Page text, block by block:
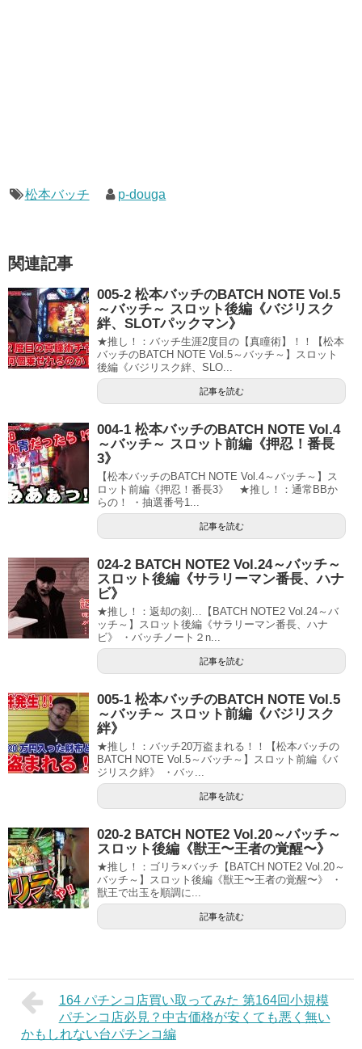
松本バッチ p-douga
関連記事
005-2 松本バッチのBATCH NOTE Vol.5
～バッチ～ スロット後編《バジリスク
絆、SLOTパックマン》
★推し！：バッチ生涯2度目の【真瞳術】！！【松本
バッチのBATCH NOTE Vol.5～バッチ～】スロット
後編《バジリスク絆、SLO...
記事を読む
004-1 松本バッチのBATCH NOTE Vol.4
～バッチ～ スロット前編《押忍！番長
3》
【松本バッチのBATCH NOTE Vol.4～バッチ～】ス
ロット前編《押忍！番長3》 ★推し！：通常BBか
らの！ ・抽選番号1...
記事を読む
024-2 BATCH NOTE2 Vol.24～バッチ～
スロット後編《サラリーマン番長、ハナ
ビ》
★推し！：返却の刻…【BATCH NOTE2 Vol.24～バ
ッチ～】スロット後編《サラリーマン番長、ハナ
ビ》 ・バッチノート２n...
記事を読む
005-1 松本バッチのBATCH NOTE Vol.5
～バッチ～ スロット前編《バジリスク
絆》
★推し！：バッチ20万盗まれる！！【松本バッチの
BATCH NOTE Vol.5～バッチ～】スロット前編《バ
ジリスク絆》 ・バッ...
記事を読む
020-2 BATCH NOTE2 Vol.20～バッチ～
スロット後編《獣王〜王者の覚醒〜》
★推し！：ゴリラ×バッチ【BATCH NOTE2 Vol.20～
バッチ～】スロット後編《獣王〜王者の覚醒〜》 ・
獣王で出玉を順調に...
記事を読む
164 パチンコ店買い取ってみた 第164回小規模
パチンコ店必見？中古価格が安くても悪く無い
かもしれない台パチンコ編